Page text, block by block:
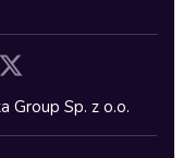
Sp. z o.o.